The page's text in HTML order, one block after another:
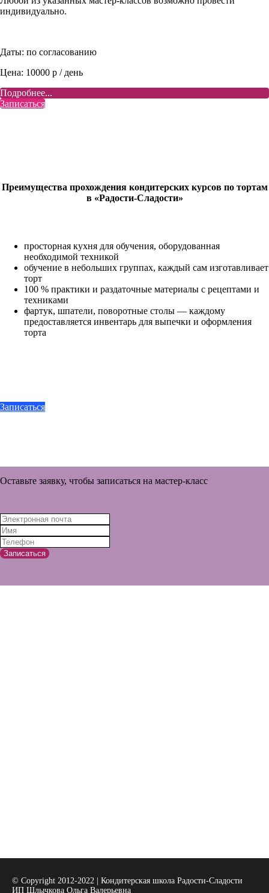
индивидуально.
Даты: по согласованию
Цена: 10000 р / день
Подробнее...
Записаться
Преимущества прохождения кондитерских курсов по тортам
в «Радости-Сладости»
просторная кухня для обучения, оборудованная
необходимой техникой
обучение в небольших группах, каждый сам изготавливает
торт
100 % практики и раздаточные материалы с рецептами и
техниками
фартук, шпатели, поворотные столы — каждому
предоставляется инвентарь для выпечки и оформления
торта
Записаться
Оставьте заявку, чтобы записаться на мастер-класс
Записаться
© Copyright 2012-2022 | Кондитерская школа Радости-Сладости
ИП Шлычкова Ольга Валерьевна